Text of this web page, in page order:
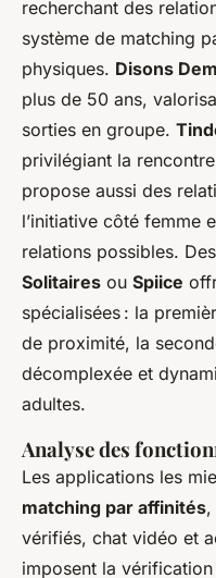
recherchant des
système de matching
physiques. Disons
plus de 50 ans,
sorties en groupe.
privilégiant la
propose aussi des
l’initiative côté femme
relations possibles.
Solitaires ou Spiice
spécialisées : la
de proximité, la
décomplexée et
adultes.
Analyse des
Les applications les
matching par affinités,
vérifiés, chat vidéo et
imposent la